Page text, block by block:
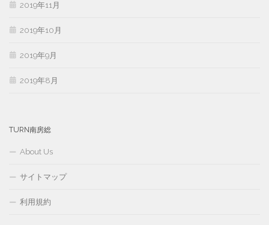
2019年11月
2019年10月
2019年9月
2019年8月
TURN南房総
About Us
サイトマップ
利用規約